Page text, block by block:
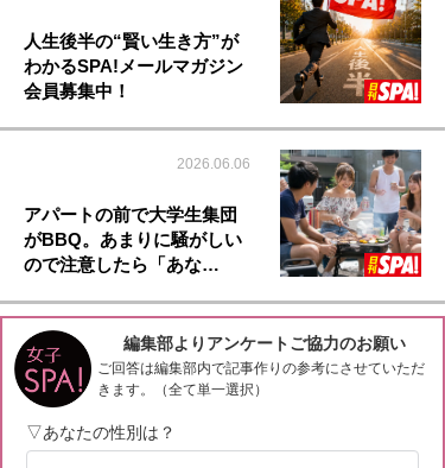
人生後半の“賢い生き方”が
わかるSPA!メールマガジン
会員募集中！
2026.06.06
アパートの前で大学生集団
がBBQ。あまりに騒がしい
ので注意したら「あな…